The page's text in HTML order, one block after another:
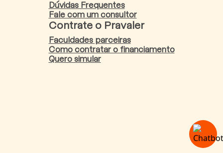
Dúvidas Frequentes
Fale com um consultor
Contrate o Pravaler
Faculdades parceiras
Como contratar o financiamento
Quero simular